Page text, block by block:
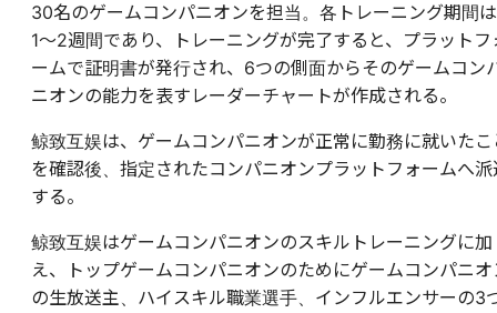
30名のゲームコンパニオンを担当。各トレーニング期間は
1〜2週間であり、トレーニングが完了すると、プラットフ
ームで証明書が発行され、6つの側面からそのゲームコン
ニオンの能力を表すレーダーチャートが作成される。
鲸致互娱は、ゲームコンパニオンが正常に勤務に就いたこ
を確認後、指定されたコンパニオンプラットフォームへ派
する。
鲸致互娱はゲームコンパニオンのスキルトレーニングに加
え、トップゲームコンパニオンのためにゲームコンパニオ
の生放送主、ハイスキル職業選手、インフルエンサーの3